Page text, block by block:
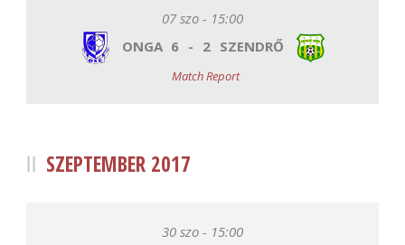
07 szo - 15:00
ONGA 6 - 2 SZENDRŐ
Match Report
SZEPTEMBER 2017
30 szo - 15:00